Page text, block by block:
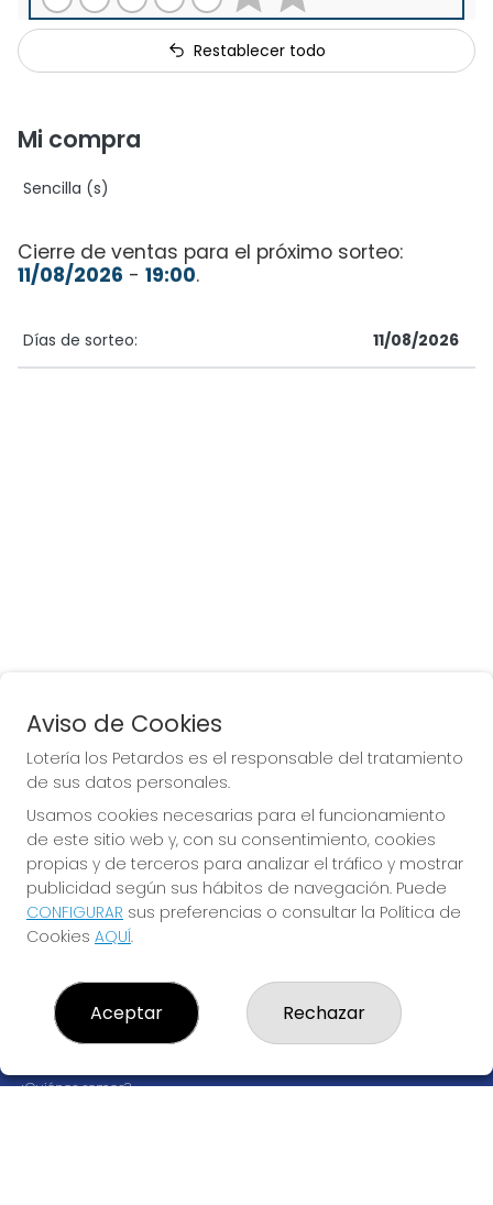
Restablecer todo
Mi compra
Sencilla (s)
Cierre de ventas para el próximo sorteo:
11/08/2026 - 19:00.
Días de sorteo: 11/08/2026
LOTERÍA LOS PETARDOS
¿Quiénes somos?
Aviso de Cookies
Lotería los Petardos es el responsable del tratamiento
de sus datos personales.
Usamos cookies necesarias para el funcionamiento
de este sitio web y, con su consentimiento, cookies
propias y de terceros para analizar el tráfico y mostrar
publicidad según sus hábitos de navegación. Puede
CONFIGURAR sus preferencias o consultar la Política de
Cookies AQUÍ.
Aceptar Rechazar